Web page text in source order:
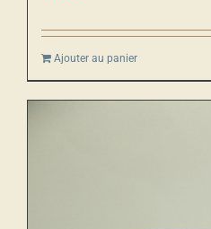
Ajouter au panier